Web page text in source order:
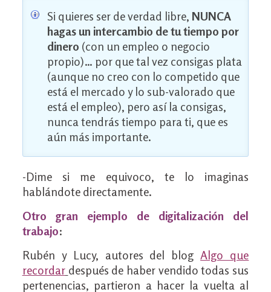
Si quieres ser de verdad libre, NUNCA
hagas un intercambio de tu tiempo por
dinero (con un empleo o negocio
propio)… por que tal vez consigas plata
(aunque no creo con lo competido que
está el mercado y lo sub-valorado que
está el empleo), pero así la consigas,
nunca tendrás tiempo para ti, que es
aún más importante.
-Dime si me equivoco, te lo imaginas
hablándote directamente.
Otro gran ejemplo de digitalización del
trabajo:
Rubén y Lucy, autores del blogAlgo que
recordar después de haber vendido todas sus
pertenencias, partieron a hacer la vuelta al